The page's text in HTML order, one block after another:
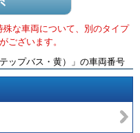
な車両について、別のタイプ
ございます。
ップバス・黄） 」 の車両番号